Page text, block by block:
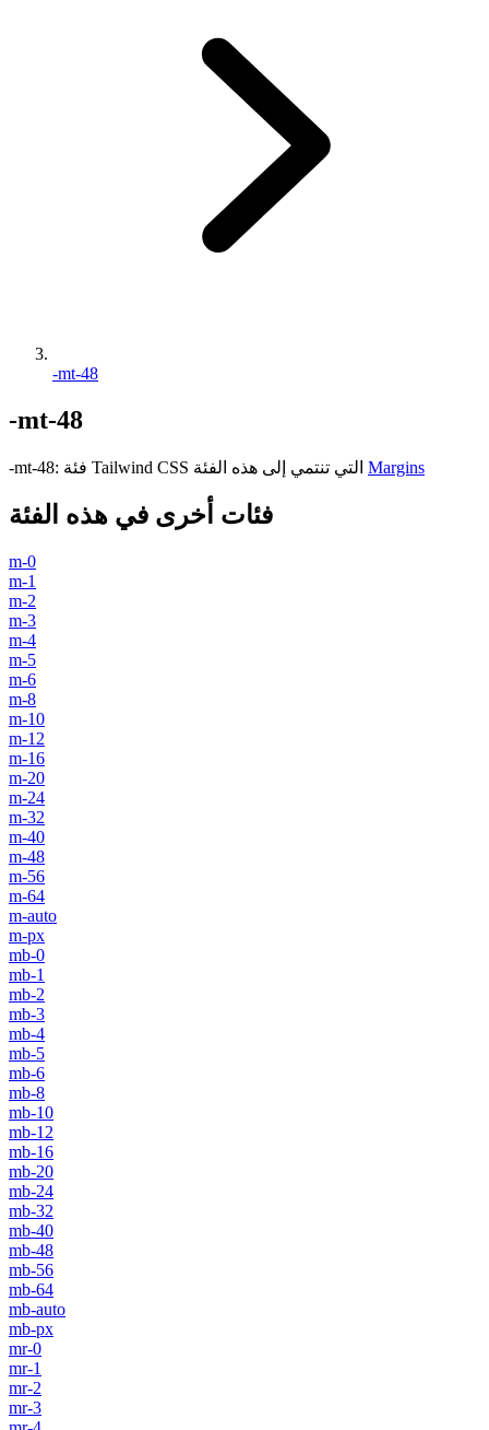
-mt-48
-mt-48
-mt-48: فئة Tailwind CSS التي تنتمي إلى هذه الفئة Margins
فئات أخرى في هذه الفئة
m-0
m-1
m-2
m-3
m-4
m-5
m-6
m-8
m-10
m-12
m-16
m-20
m-24
m-32
m-40
m-48
m-56
m-64
m-auto
m-px
mb-0
mb-1
mb-2
mb-3
mb-4
mb-5
mb-6
mb-8
mb-10
mb-12
mb-16
mb-20
mb-24
mb-32
mb-40
mb-48
mb-56
mb-64
mb-auto
mb-px
mr-0
mr-1
mr-2
mr-3